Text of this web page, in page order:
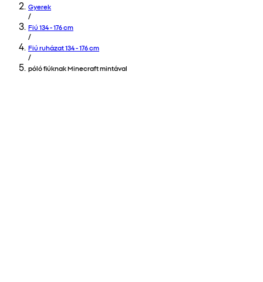
Gyerek
/
Fiú 134 - 176 cm
/
Fiú ruházat 134 - 176 cm
/
póló fiúknak Minecraft mintával